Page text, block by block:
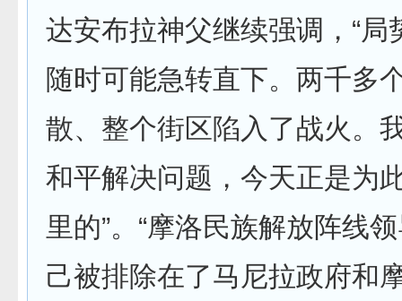
达安布拉神父继续强调，“局
随时可能急转直下。两千多
散、整个街区陷入了战火。
和平解决问题，今天正是为
里的”。“摩洛民族解放阵线
己被排除在了马尼拉政府和